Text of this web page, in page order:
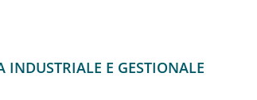
E GESTIONALE